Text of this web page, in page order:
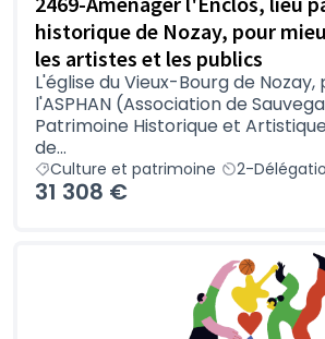
historique de Nozay, pour
les artistes et les publics
L'église du Vieux-Bourg de
l'ASPHAN (Association de
Patrimoine Historique et
de...
Culture et patrimoine 2-
31 308 €